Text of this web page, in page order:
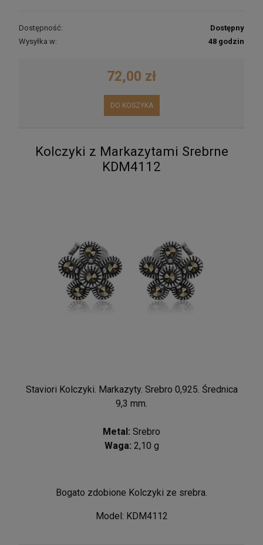
Dostępność:
Dostępny
Wysyłka w:
48 godzin
72,00 zł
DO KOSZYKA
Kolczyki z Markazytami Srebrne
KDM4112
Staviori Kolczyki. Markazyty. Srebro 0,925. Średnica
9,3 mm.
Metal: Srebro
Waga: 2,10 g
Bogato zdobione Kolczyki ze srebra.
Model: KDM4112